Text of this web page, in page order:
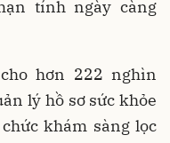
tính ngày càng
hơn 222 nghìn
lý hồ sơ sức khỏe
khám sàng lọc